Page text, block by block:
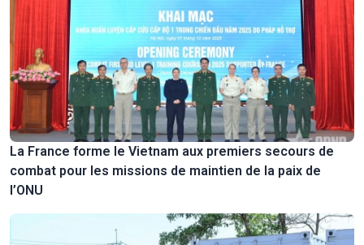
La France forme le Vietnam aux premiers secours de
combat pour les missions de maintien de la paix de
l’ONU